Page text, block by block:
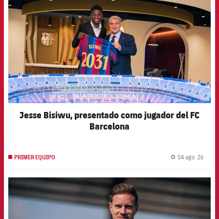
Jesse Bisiwu, presentado como jugador del FC
Barcelona
PRIMER EQUIPO 04 ago. 26
FCB Barcelona badge